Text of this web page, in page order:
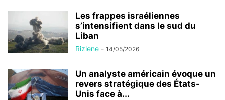
Les frappes israéliennes
s’intensifient dans le sud du
Liban
Rizlene - 14/05/2026
Un analyste américain évoque un
revers stratégique des États-
Unis face à...